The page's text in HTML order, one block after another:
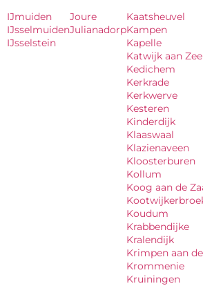
IJmuiden
IJsselmuiden
IJsselstein
Joure
Julianadorp
Kaatsheuvel
Kampen
Kapelle
Katwijk aan Zee
Kedichem
Kerkrade
Kerkwerve
Kesteren
Kinderdijk
Klaaswaal
Klazienaveen
Kloosterburen
Kollum
Koog aan de
Koudum
Krabbendijke
Kralendijk
Krimpen aan
Krommenie
Kruiningen